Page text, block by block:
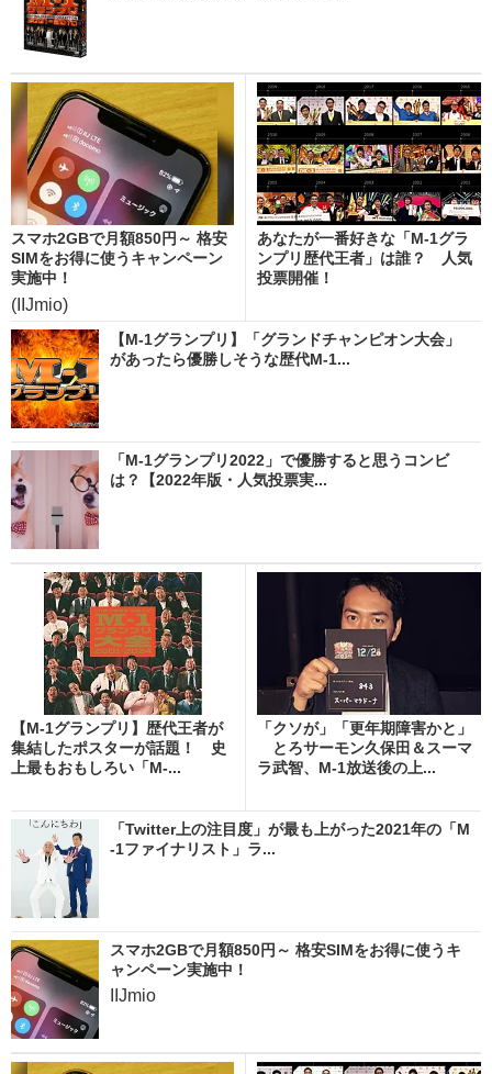
スマホ2GBで月額850円～ 格安
SIMをお得に使うキャンペーン
実施中！
(IIJmio)
あなたが一番好きな「M-1グラ
ンプリ歴代王者」は誰？ 人気
投票開催！
【M-1グランプリ】「グランドチャンピオン大会」
があったら優勝しそうな歴代M-1...
「M-1グランプリ2022」で優勝すると思うコンビ
は？【2022年版・人気投票実...
【M-1グランプリ】歴代王者が
集結したポスターが話題！ 史
上最もおもしろい「M-...
「クソが」「更年期障害かと」
とろサーモン久保田＆スーマ
ラ武智、M-1放送後の上...
「Twitter上の注目度」が最も上がった2021年の「M
-1ファイナリスト」ラ...
スマホ2GBで月額850円～ 格安SIMをお得に使うキ
ャンペーン実施中！
IIJmio